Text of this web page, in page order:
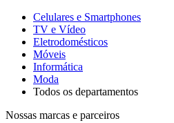
Celulares e Smartphones
TV e Vídeo
Eletrodomésticos
Móveis
Informática
Moda
Todos os departamentos
Nossas marcas e parceiros